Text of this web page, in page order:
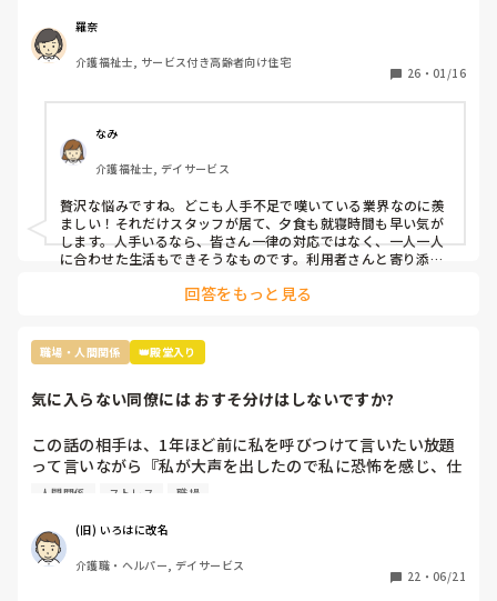
掃除担当がされるのですが、介護側の職員のすることもない
ため廊下の掃除や壁拭き、手すり消毒などの掃除をしていま
す。
と思う仕事内容ってありますか？
不満なのは16時までの勤務の職員が多いので、16時〜18時
は2人です。17時夕食が提供されるのですが
早く食べてもらって18時までには全員寝てもらうんです。
羅奈
介護福祉士, サービス付き高齢者向け住宅
26 ・ 01/16
なみ
介護福祉士, デイサービス
贅沢な悩みですね。どこも人手不足で嘆いている業界なのに羨
ましい！それだけスタッフが居て、夕食も就寝時間も早い気が
します。人手いるなら、皆さん一律の対応ではなく、一人一人
に合わせた生活もできそうなものです。利用者さんと寄り添っ
トを開催したり、工作レクをしてみたり…やることを探せばい
できるか、今一度模索してみてはいかがでしょうか。
回答をもっと見る
職場・人間関係 👑殿堂入り
気に入らない同僚には おすそ分けはしないですか?
この話の相手は、1年ほど前に私を呼びつけて言いたい放題
って言いながら『私が大声を出したので私に恐怖を感じ、仕
事が一緒にできない』と因縁をつけてきた 看護師Nなんです
当時、現場にいた関係者に事情聴取をした結果、 レクリエ
ーションも止まらなかったし、誰も仲裁には来なかったので
人間関係 ストレス 職場
(旧) いろはに改名
介護職・ヘルパー, デイサービス
22 ・ 06/21